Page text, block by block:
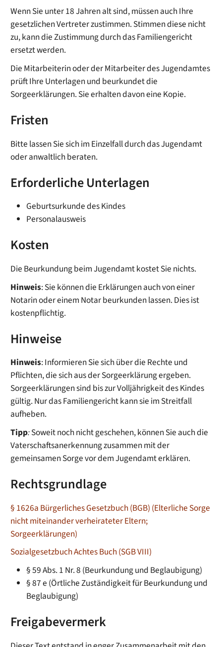
Wenn Sie unter 18 Jahren alt sind, müssen auch Ihre
gesetzlichen Vertreter zustimmen. Stimmen diese nicht
zu, kann die Zustimmung durch das Familiengericht
ersetzt werden.
Die Mitarbeiterin oder der Mitarbeiter des Jugendamtes
prüft Ihre Unterlagen und beurkundet die
Sorgeerklärungen. Sie erhalten davon eine Kopie.
Fristen
Bitte lassen Sie sich im Einzelfall durch das Jugendamt
oder anwaltlich beraten.
Erforderliche Unterlagen
Geburtsurkunde des Kindes
Personalausweis
Kosten
Die Beurkundung beim Jugendamt kostet Sie nichts.
Hinweis: Sie können die Erklärungen auch von einer
Notarin oder einem Notar beurkunden lassen. Dies ist
kostenpflichtig.
Hinweise
Hinweis: Informieren Sie sich über die Rechte und
Pflichten, die sich aus der Sorgeerklärung ergeben.
Sorgeerklärungen sind bis zur Volljährigkeit des Kindes
gültig. Nur das Familiengericht kann sie im Streitfall
aufheben.
Tipp:Soweit noch nicht geschehen, können Sie auch die
Vaterschaftsanerkennung zusammen mit der
gemeinsamen Sorge vor dem Jugendamt erklären.
Rechtsgrundlage
§ 1626a Bürgerliches Gesetzbuch (BGB) (Elterliche Sorge
nicht miteinander verheirateter Eltern;
Sorgeerklärungen)
Sozialgesetzbuch Achtes Buch (SGB VIII)
§ 59 Abs. 1 Nr. 8 (Beurkundung und Beglaubigung)
§ 87 e (Örtliche Zuständigkeit für Beurkundung und
Beglaubigung)
Freigabevermerk